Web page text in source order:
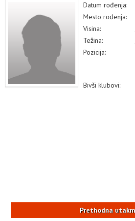
Datum rođenja:
Mesto rođenja:
Visina:
Težina:
Pozicija:
Bivši klubovi:
Prethodna